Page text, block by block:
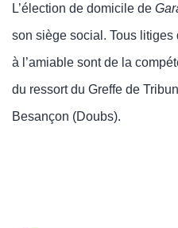
L’élection de domicile de
son siège social. Tous litiges
à l’amiable sont de la
du ressort du Greffe de
Besançon (Doubs).